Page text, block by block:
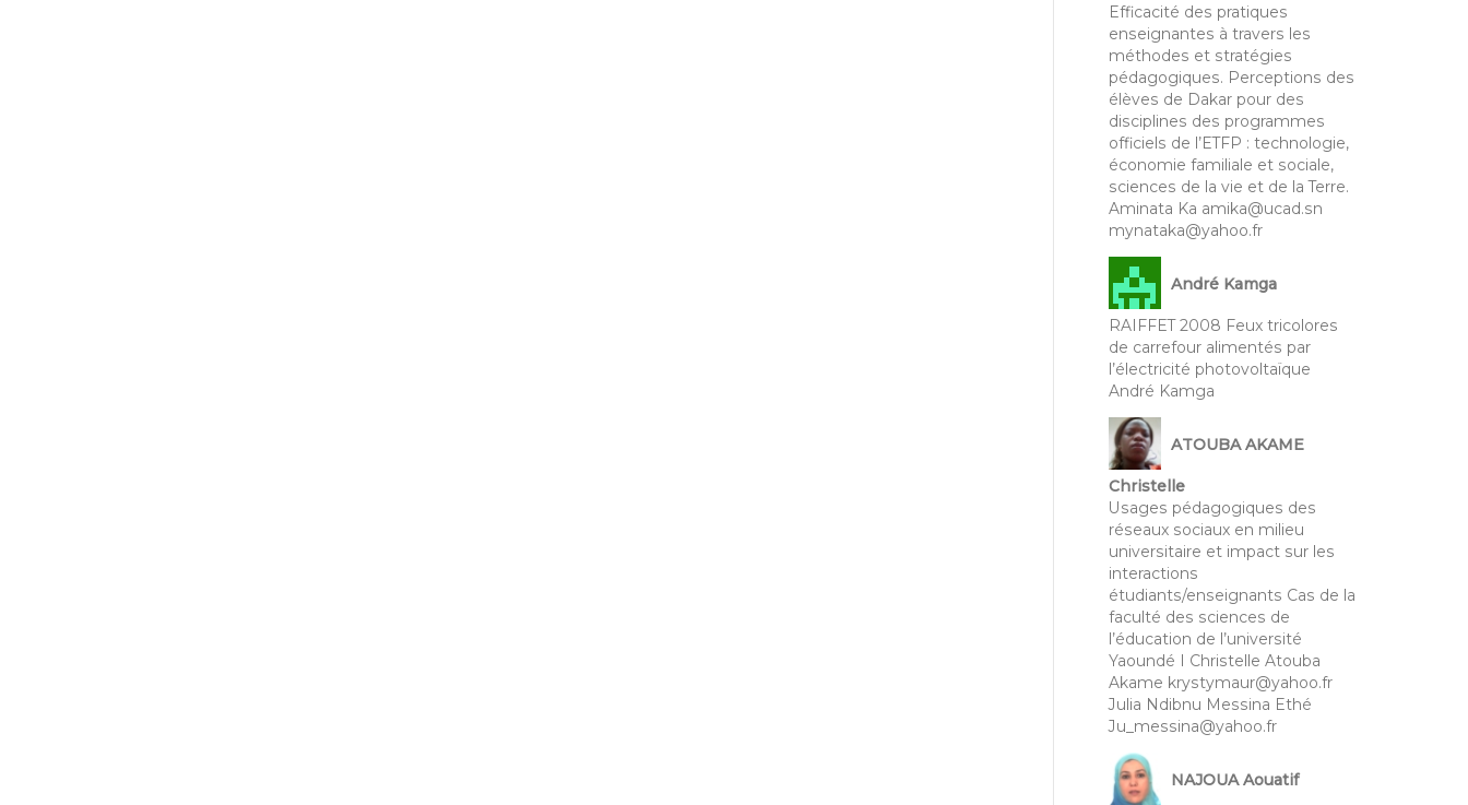
Efficacité des pratiques
enseignantes à travers les
méthodes et stratégies
pédagogiques. Perceptions des
élèves de Dakar pour des
disciplines des programmes
officiels de l’ETFP : technologie,
économie familiale et sociale,
sciences de la vie et de la Terre.
Aminata Ka amika@ucad.sn
mynataka@yahoo.fr
André Kamga
RAIFFET 2008 Feux tricolores
de carrefour alimentés par
l’électricité photovoltaïque
André Kamga
ATOUBA AKAME
Christelle
Usages pédagogiques des
réseaux sociaux en milieu
universitaire et impact sur les
interactions
étudiants/enseignants Cas de la
faculté des sciences de
l’éducation de l’université
Yaoundé I Christelle Atouba
Akame krystymaur@yahoo.fr
Julia Ndibnu Messina Ethé
Ju_messina@yahoo.fr
NAJOUA Aouatif